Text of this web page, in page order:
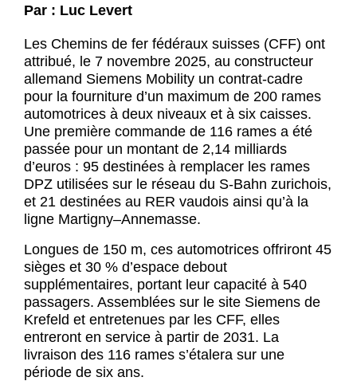
Par : Luc Levert
Les Chemins de fer fédéraux suisses (CFF) ont
attribué, le 7 novembre 2025, au constructeur
allemand Siemens Mobility un contrat-cadre
pour la fourniture d’un maximum de 200 rames
automotrices à deux niveaux et à six caisses.
Une première commande de 116 rames a été
passée pour un montant de 2,14 milliards
d’euros : 95 destinées à remplacer les rames
DPZ utilisées sur le réseau du S-Bahn zurichois,
et 21 destinées au RER vaudois ainsi qu’à la
ligne Martigny–Annemasse.
Longues de 150 m, ces automotrices offriront 45
sièges et 30 % d’espace debout
supplémentaires, portant leur capacité à 540
passagers. Assemblées sur le site Siemens de
Krefeld et entretenues par les CFF, elles
entreront en service à partir de 2031. La
livraison des 116 rames s’étalera sur une
période de six ans.